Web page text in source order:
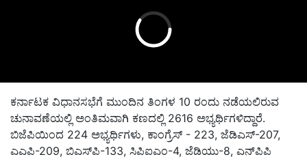
ಕರ್ನಾಟಕ ವಿಧಾನಸಭೆಗೆ ಮುಂದಿನ ತಿಂಗಳ 10 ರಂದು ನಡೆಯಲಿರುವ
ಚುನಾವಣೆಯಲ್ಲಿ ಅಂತಿಮವಾಗಿ ಕಣದಲ್ಲಿ 2616 ಅಭ್ಯರ್ಥಿಗಳಿದ್ದಾರೆ.
ಬಿಜೆಪಿಯಿಂದ 224 ಅಭ್ಯರ್ಥಿಗಳು, ಕಾಂಗ್ರೆಸ್ - 223, ಜೆಡಿಎಸ್-207,
ಎಎಪಿ-209, ಬಿಎಸ್‌ಪಿ-133, ಸಿಪಿಐಎಂ-4, ಜೆಡಿಯು-8, ಎನ್‌ಪಿಪಿ